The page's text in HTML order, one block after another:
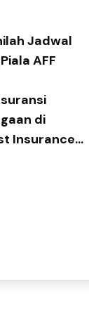
Jadwal
AFF
di
Insurance